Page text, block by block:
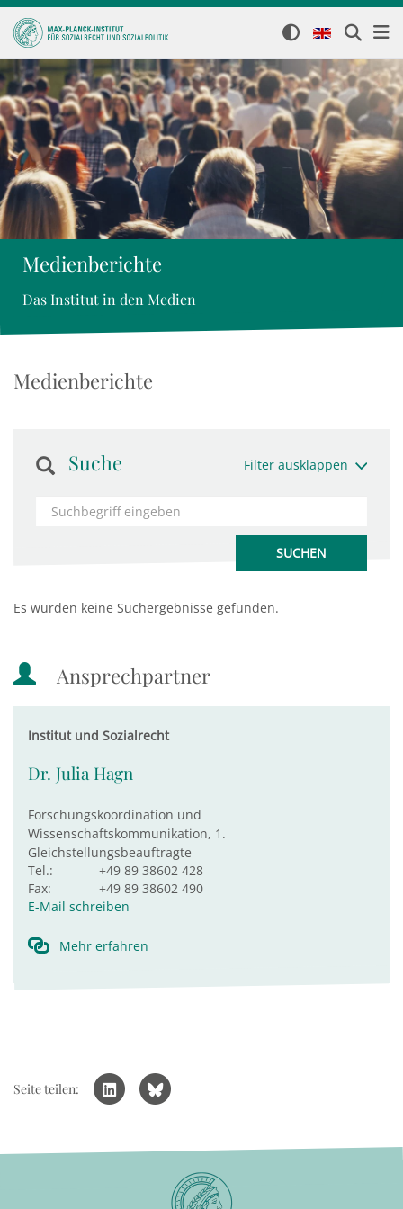
Medienberichte
Das Institut in den Medien
Medienberichte
Suche Filter ausklappen
Es wurden keine Suchergebnisse gefunden.
Ansprechpartner
Institut und Sozialrecht
Dr. Julia Hagn
Forschungskoordination und
Wissenschaftskommunikation, 1.
Gleichstellungsbeauftragte
Tel.:
+49 89 38602 428
Fax:
+49 89 38602 490
E-Mail schreiben
Mehr erfahren
Seite teilen: